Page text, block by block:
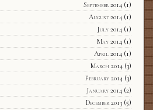
September 2014(1)
August 2014(1)
July 2014(1)
May 2014(1)
April 2014(1)
March 2014(3)
February 2014(3)
January 2014(2)
December 2013(5)